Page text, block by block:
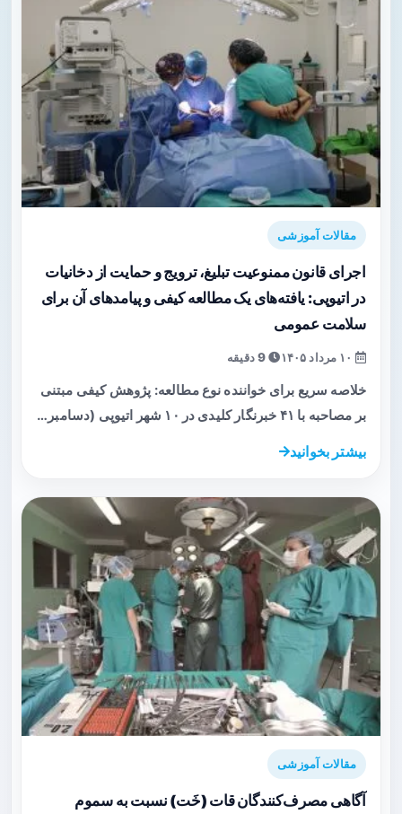
مقالات آموزشی
اجرای قانون ممنوعیت تبلیغ، ترویج و حمایت از دخانیات
در اتیوپی: یافته‌های یک مطالعه کیفی و پیامدهای آن برای
سلامت عمومی
9 دقیقه
خلاصه سریع برای خواننده نوع مطالعه: پژوهش کیفی مبتنی
بر مصاحبه با ۴۱ خبر‌نگار کلیدی در ۱۰ شهر اتیوپی (دسامبر…
بیشتر بخوانید
مقالات آموزشی
آگاهی مصرف‌کنندگان قات (خَت) نسبت به سموم